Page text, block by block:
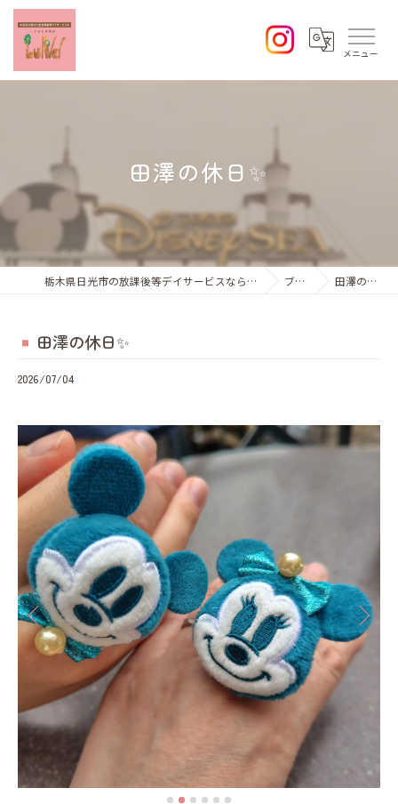
田澤の休日✨️
栃木県日光市の放課後等デイサービスならひなた学習会Lund ブログ 田澤の休日✨️
田澤の休日✨️
2026/07/04